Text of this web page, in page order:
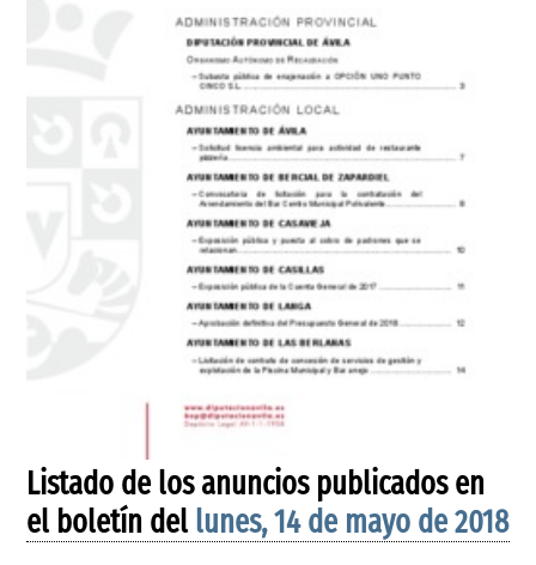
Listado de los anuncios publicados en
el boletín del lunes, 14 de mayo de 2018